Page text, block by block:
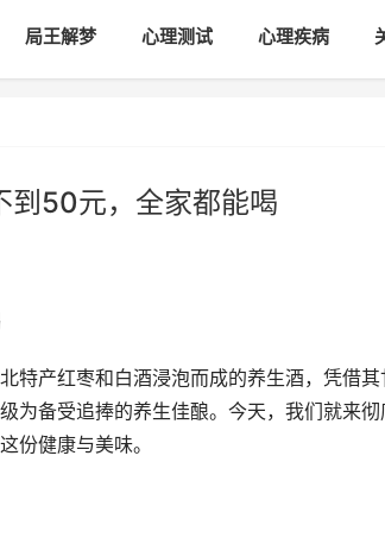
局王解梦 心理测试 心理疾病
到50元，全家都能喝
特产红枣和白酒浸泡而成的养生酒，凭借其
为备受追捧的养生佳酿。今天，我们就来彻
份健康与美味。